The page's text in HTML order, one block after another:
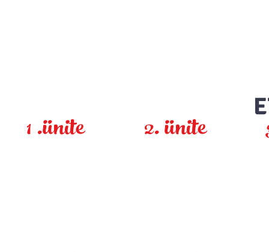
1 .ünite 2. ünite